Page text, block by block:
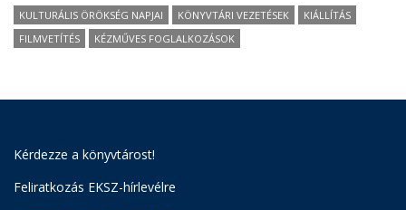
KULTURÁLIS ÖRÖKSÉG NAPJAI KÖNYVTÁRI VEZETÉSEK
KIÁLLÍTÁS
FILMVETÍTÉS
KÉZMŰVES FOGLALKOZÁSOK
Kérdezze a könyvtárost!
Feliratkozás EKSZ-hírlevélre